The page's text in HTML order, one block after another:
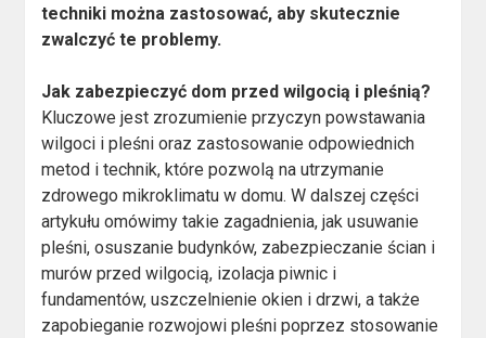
techniki można zastosować, aby skutecznie
zwalczyć te problemy.
Jak zabezpieczyć dom przed wilgocią i pleśnią?
Kluczowe jest zrozumienie przyczyn powstawania
wilgoci i pleśni oraz zastosowanie odpowiednich
metod i technik, które pozwolą na utrzymanie
zdrowego mikroklimatu w domu. W dalszej części
artykułu omówimy takie zagadnienia, jak usuwanie
pleśni, osuszanie budynków, zabezpieczanie ścian i
murów przed wilgocią, izolacja piwnic i
fundamentów, uszczelnienie okien i drzwi, a także
zapobieganie rozwojowi pleśni poprzez stosowanie